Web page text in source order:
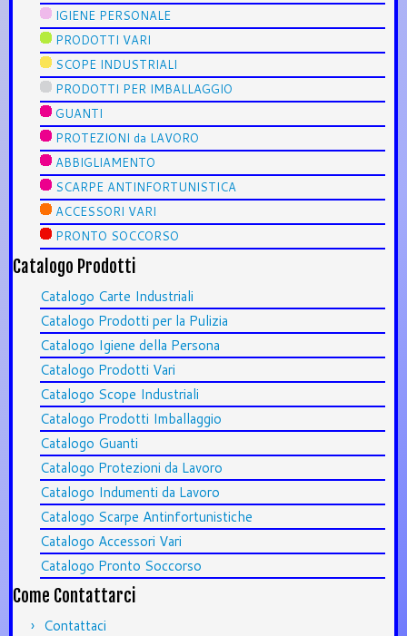
IGIENE PERSONALE
PRODOTTI VARI
SCOPE INDUSTRIALI
PRODOTTI PER IMBALLAGGIO
GUANTI
PROTEZIONI da LAVORO
ABBIGLIAMENTO
SCARPE ANTINFORTUNISTICA
ACCESSORI VARI
PRONTO SOCCORSO
Catalogo Prodotti
Catalogo Carte Industriali
Catalogo Prodotti per la Pulizia
Catalogo Igiene della Persona
Catalogo Prodotti Vari
Catalogo Scope Industriali
Catalogo Prodotti Imballaggio
Catalogo Guanti
Catalogo Protezioni da Lavoro
Catalogo Indumenti da Lavoro
Catalogo Scarpe Antinfortunistiche
Catalogo Accessori Vari
Catalogo Pronto Soccorso
Come Contattarci
Contattaci